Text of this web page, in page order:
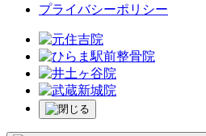
プライバシーポリシー